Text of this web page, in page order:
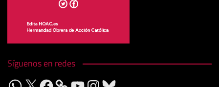
Síguenos en redes
WhatsApp
X Facebook YouTubeInstagram
Bluesky